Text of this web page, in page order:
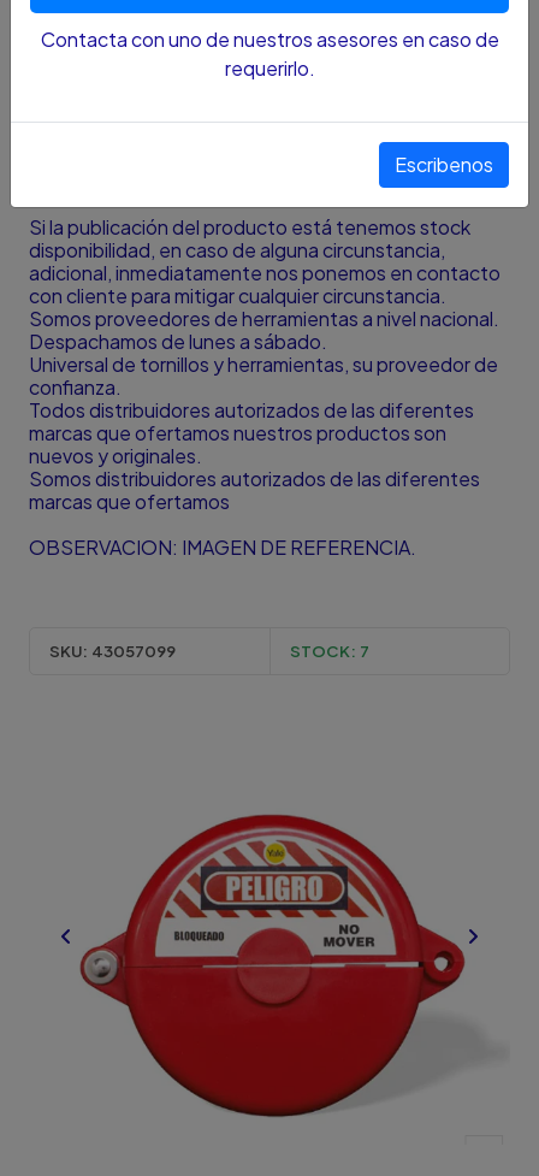
El color y el tamaño presentado en la fotografía
variar con la resolución de la pantalla desde donde se
¿HAY DISPONIBILIDAD DEL PRODUCTO?
Si la publicación del producto está tenemos stock
disponibilidad, en caso de alguna circunstancia,
adicional, inmediatamente nos ponemos en contacto
con cliente para mitigar cualquier circunstancia.
Somos proveedores de herramientas a nivel nacional.
Despachamos de lunes a sábado.
Universal de tornillos y herramientas, su proveedor de
confianza.
Todos distribuidores autorizados de las diferentes
marcas que ofertamos nuestros productos son
nuevos y originales.
Somos distribuidores autorizados de las diferentes
marcas que ofertamos
OBSERVACION: IMAGEN DE REFERENCIA.
SKU: 43057099 STOCK: 7
Contacta con uno de nuestros asesores en caso de
requerirlo.
Escribenos